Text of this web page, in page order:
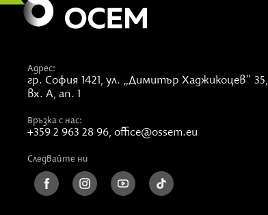
Адрес:
гр. София 1421, ул. „Димитър Хаджикоцев“ 35,
вх. А, ап. 1
Връзка с нас:
+359 2 963 28 96,office@ossem.eu
Следвайте ни